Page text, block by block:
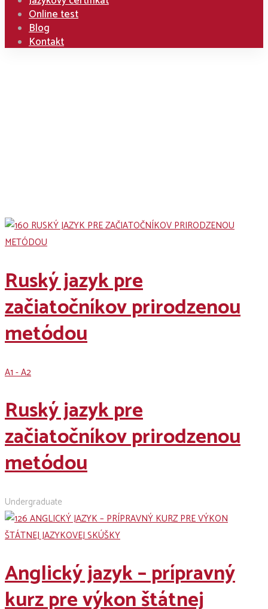
Online test
Blog
Kontakt
Ruský jazyk pre
začiatočníkov prirodzenou
metódou
A1 - A2
Ruský jazyk pre
začiatočníkov prirodzenou
metódou
Undergraduate
Anglický jazyk – prípravný
kurz pre výkon štátnej